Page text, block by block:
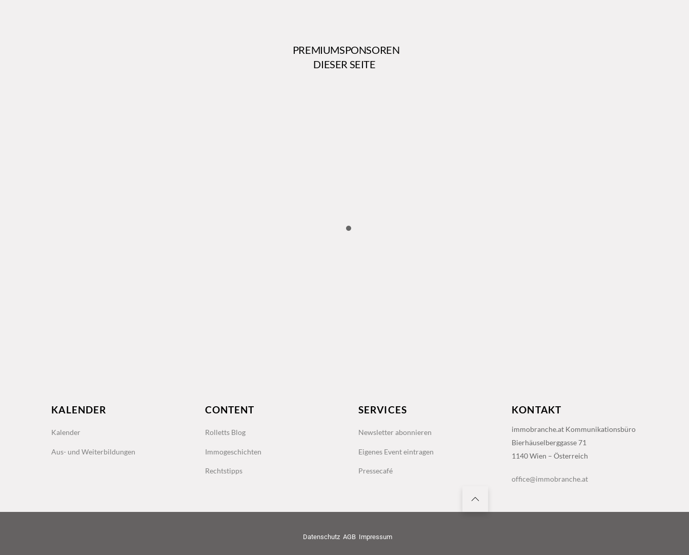
PREMIUMSPONSOREN
DIESER SEITE
KALENDER
Kalender
Aus- und Weiterbildungen
CONTENT
Rolletts Blog
Immogeschichten
Rechtstipps
SERVICES
Newsletter abonnieren
Eigenes Event eintragen
Pressecafé
KONTAKT
immobranche.at Kommunikationsbüro
Bierhäuselberggasse 71
1140 Wien – Österreich
office@immobranche.at
Datenschutz AGB Impressum